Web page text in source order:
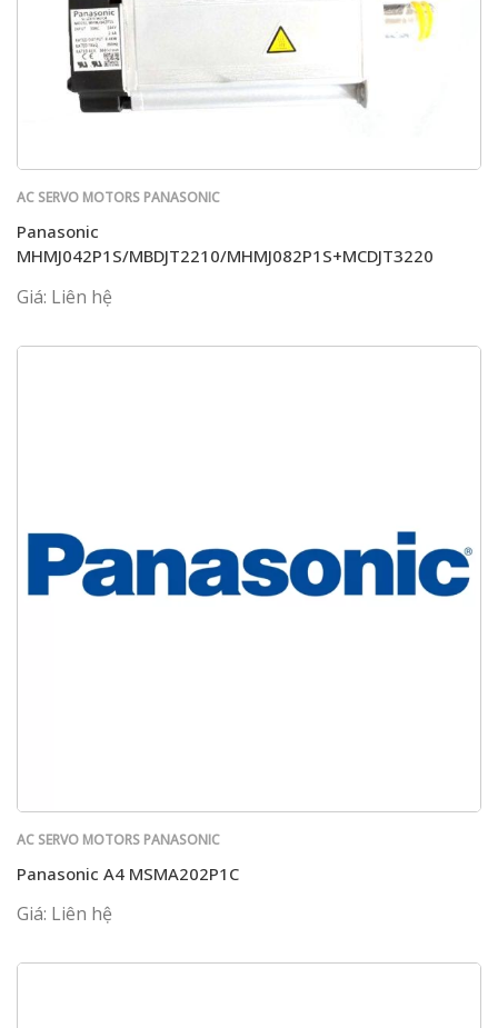
AC SERVO MOTORS PANASONIC
Panasonic
MHMJ042P1S/MBDJT2210/MHMJ082P1S+MCDJT3220
Giá: Liên hệ
AC SERVO MOTORS PANASONIC
Panasonic A4 MSMA202P1C
Giá: Liên hệ